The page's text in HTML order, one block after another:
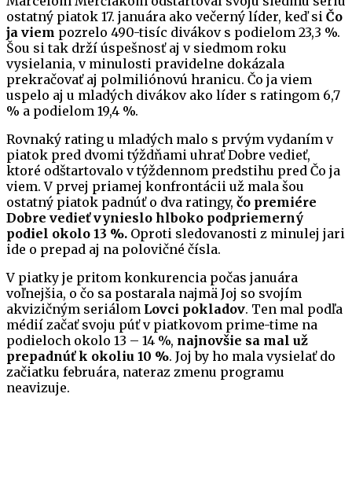
ostatný piatok 17. januára ako večerný líder, keď si Čo
ja viem pozrelo 490-tisíc divákov s podielom 23,3 %.
Šou si tak drží úspešnosť aj v siedmom roku
vysielania, v minulosti pravidelne dokázala
prekračovať aj polmiliónovú hranicu. Čo ja viem
uspelo aj u mladých divákov ako líder s ratingom 6,7
% a podielom 19,4 %.
Rovnaký rating u mladých malo s prvým vydaním v
piatok pred dvomi týždňami uhrať Dobre vedieť,
ktoré odštartovalo v týždennom predstihu pred Čo ja
viem. V prvej priamej konfrontácii už mala šou
ostatný piatok padnúť o dva ratingy, čo premiére
Dobre vedieť vynieslo hlboko podpriemerný
podiel okolo 13 %. Oproti sledovanosti z minulej jari
ide o prepad aj na polovičné čísla.
V piatky je pritom konkurencia počas januára
voľnejšia, o čo sa postarala najmä Joj so svojím
akvizičným seriálom Lovci pokladov. Ten mal podľa
médií začať svoju púť v piatkovom prime-time na
podieloch okolo 13 – 14 %, najnovšie sa mal už
prepadnúť k okoliu 10 %. Joj by ho mala vysielať do
začiatku februára, nateraz zmenu programu
neavizuje.